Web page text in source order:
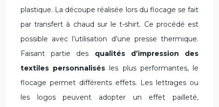
plastique. La découpe réalisée lors du flocage se fait
par transfert à chaud sur le t-shirt. Ce procédé est
possible avec l’utilisation d’une presse thermique.
Faisant partie des qualités d’impression des
textiles personnalisés les plus performantes, le
flocage permet différents effets. Les lettrages ou
les logos peuvent adopter un effet pailleté,